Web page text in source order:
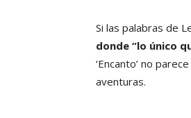
Si las palabras de
donde “lo único
‘Encanto’ no
aventuras.